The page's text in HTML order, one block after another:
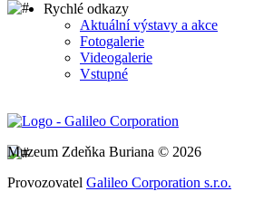
Rychlé odkazy
Aktuální výstavy a akce
Fotogalerie
Videogalerie
Vstupné
Muzeum Zdeňka Buriana © 2026
Provozovatel Galileo Corporation s.r.o.